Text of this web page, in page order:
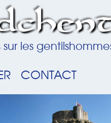
sur les
CONTACT